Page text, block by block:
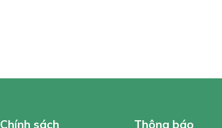
Chính sách Thông báo